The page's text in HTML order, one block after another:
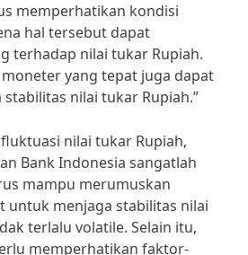
memperhatikan kondisi
hal tersebut dapat
terhadap nilai tukar Rupiah.
yang tepat juga dapat
nilai tukar Rupiah.”
nilai tukar Rupiah,
Bank Indonesia sangatlah
mampu merumuskan
untuk menjaga stabilitas nilai
terlalu volatile. Selain itu,
memperhatikan faktor-